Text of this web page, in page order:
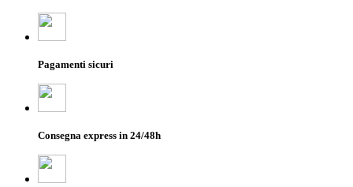
Pagamenti sicuri
Consegna express in 24/48h